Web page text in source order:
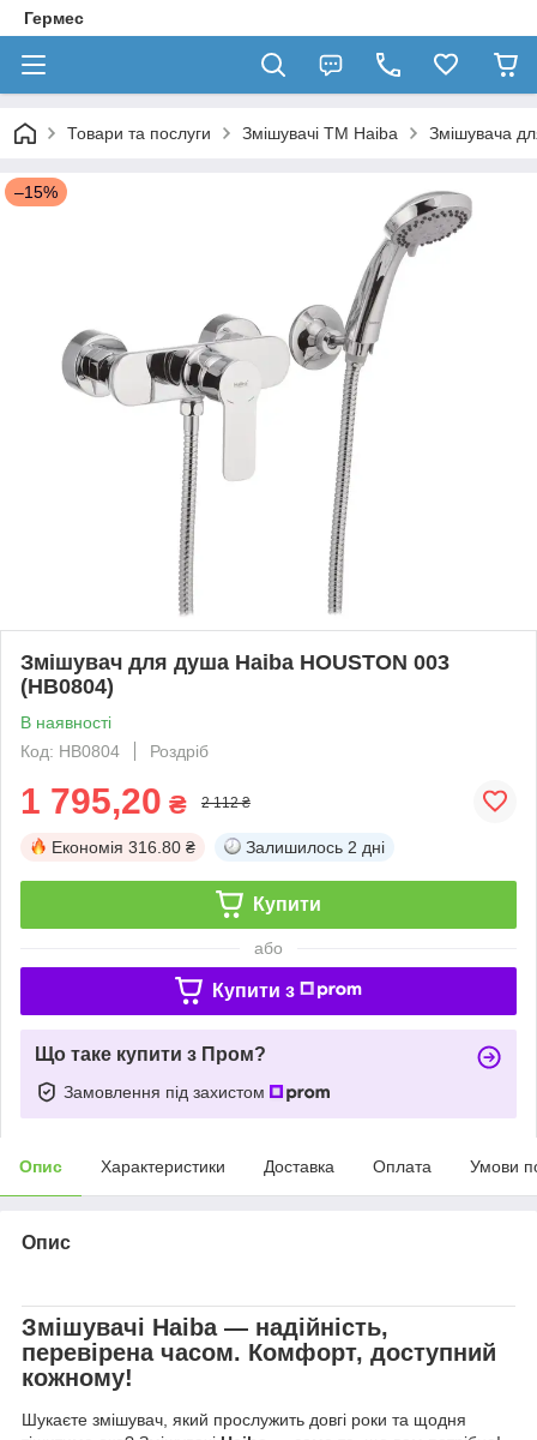
Гермес
Товари та послуги Змішувачі ТМ Haiba Змішувача
–15%
Змішувач для душа Haiba HOUSTON 003
(HB0804)
В наявності
Код: HB0804
Роздріб
1 795,20 ₴ 2 112 ₴
Економія 316.80 ₴ Залишилось 2 дні
Купити
або
Купити з
Що таке купити з Пром?
Замовлення під захистом
Опис Характеристики Доставка Оплата Умови
Опис
Змішувачі Haiba— надійність,
перевірена часом. Комфорт, доступний
кожному!
Шукаєте змішувач, який прослужить довгі роки та щодня